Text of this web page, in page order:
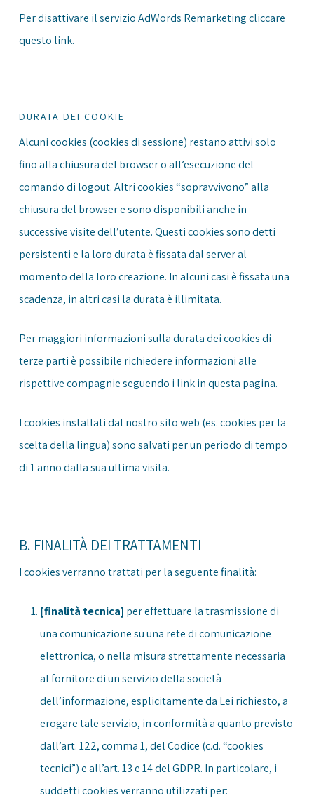
Per disattivare il servizio AdWords Remarketing cliccare
questo link.
DURATA DEI COOKIE
Alcuni cookies (cookies di sessione) restano attivi solo
fino alla chiusura del browser o all’esecuzione del
comando di logout. Altri cookies “sopravvivono” alla
chiusura del browser e sono disponibili anche in
successive visite dell’utente. Questi cookies sono detti
persistenti e la loro durata è fissata dal server al
momento della loro creazione. In alcuni casi è fissata una
scadenza, in altri casi la durata è illimitata.
Per maggiori informazioni sulla durata dei cookies di
terze parti è possibile richiedere informazioni alle
rispettive compagnie seguendo i link in questa pagina.
I cookies installati dal nostro sito web (es. cookies per la
scelta della lingua) sono salvati per un periodo di tempo
di 1 anno dalla sua ultima visita.
B. FINALITÀ DEI TRATTAMENTI
I cookies verranno trattati per la seguente finalità:
[finalità tecnica] per effettuare la trasmissione di
una comunicazione su una rete di comunicazione
elettronica, o nella misura strettamente necessaria
al fornitore di un servizio della società
dell’informazione, esplicitamente da Lei richiesto, a
erogare tale servizio, in conformità a quanto previsto
dall’art. 122, comma 1, del Codice (c.d. “cookies
tecnici”) e all’art. 13 e 14 del GDPR. In particolare, i
suddetti cookies verranno utilizzati per: